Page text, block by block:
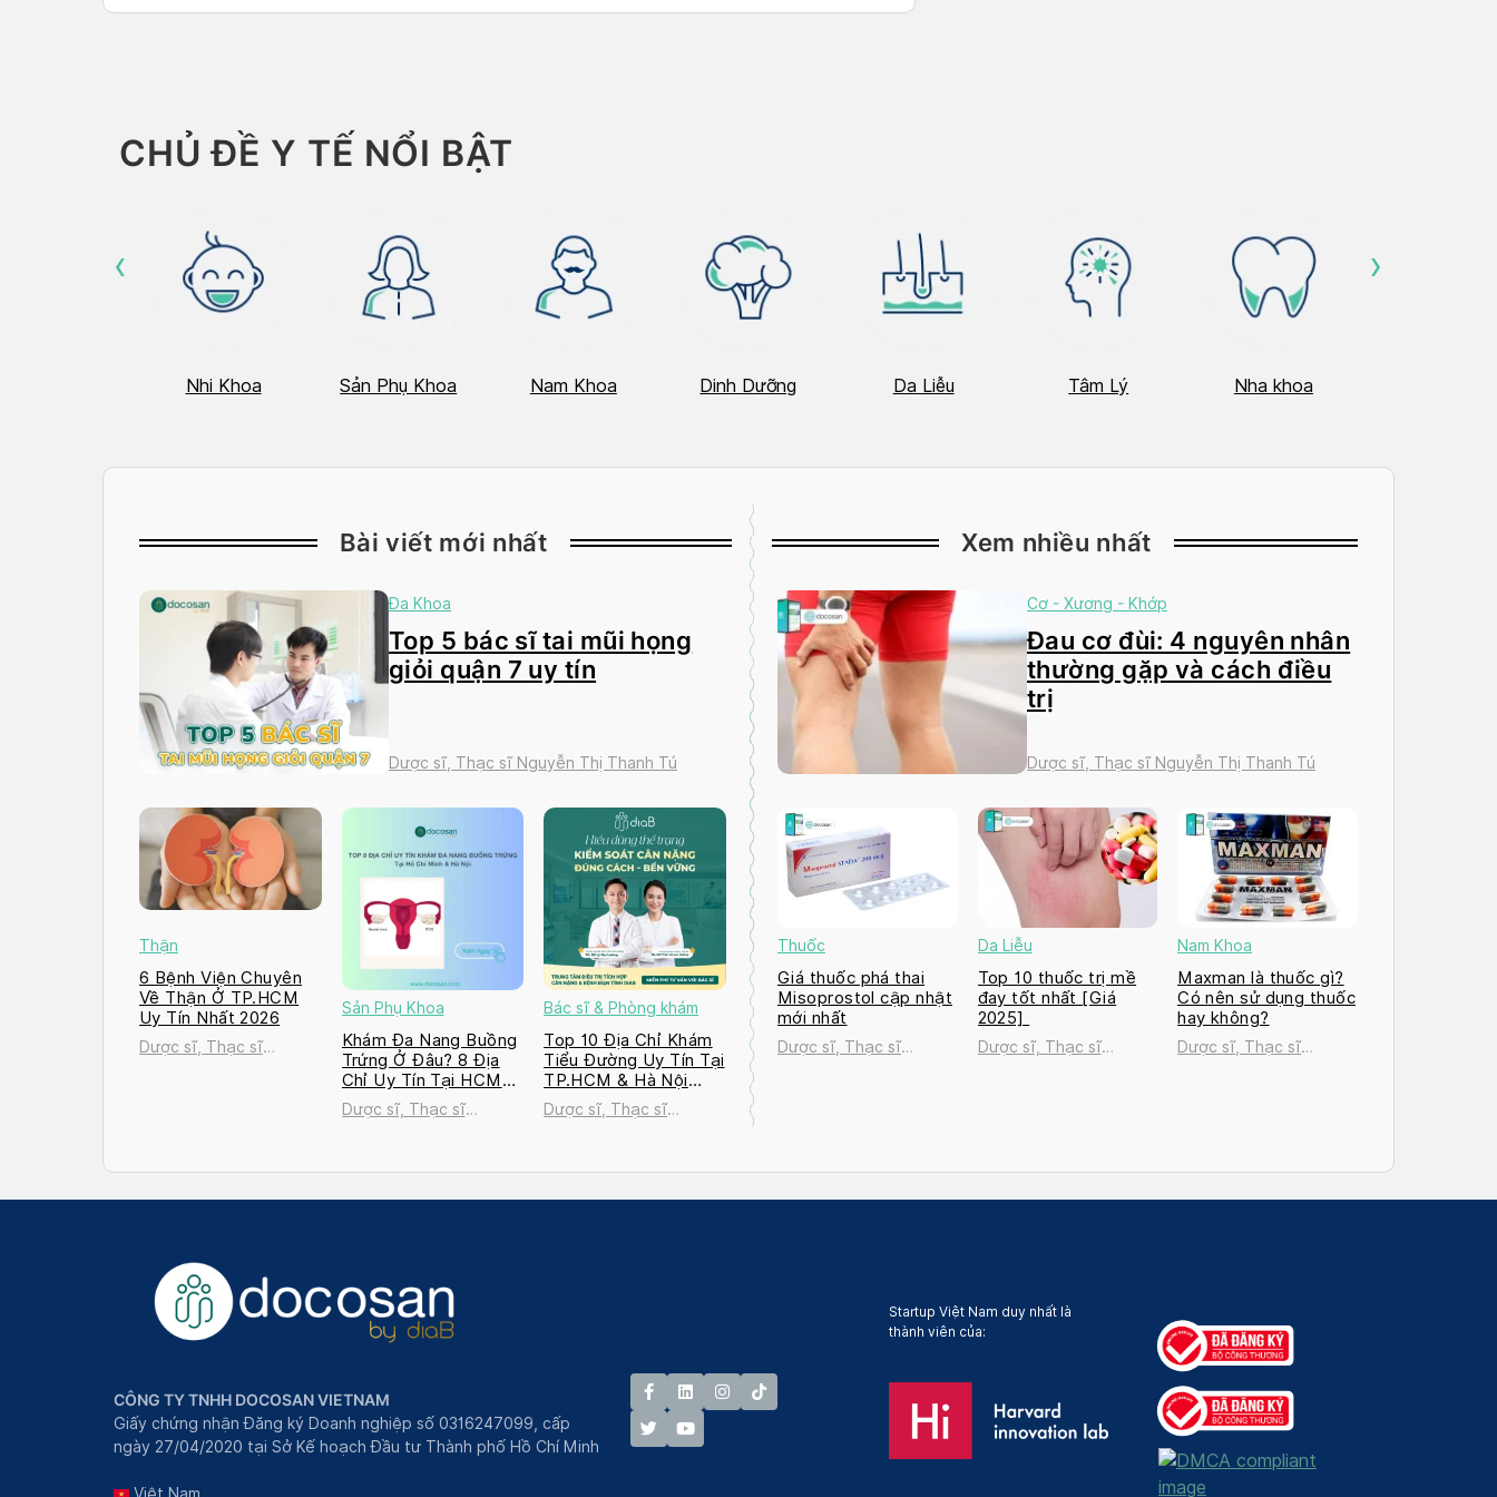
CHỦ ĐỀ Y TẾ NỔI BẬT
Nhi Khoa Sản Phụ Khoa Nam Khoa Dinh Dưỡng Da Liễu Tâm Lý Nha khoa
‹ ›
Bài viết mới nhất
Đa Khoa
Top 5 bác sĩ tai mũi họng
giỏi quận 7 uy tín
Dược sĩ, Thạc sĩ Nguyễn Thị Thanh Tú
Thận
6 Bệnh Viện Chuyên
Về Thận Ở TP.HCM
Uy Tín Nhất 2026
Dược sĩ, Thạc sĩ
Sản Phụ Khoa
Khám Đa Nang Buồng
Trứng Ở Đâu? 8 Địa
Chỉ Uy Tín Tại HCM
và Hà Nội 2026
Dược sĩ, Thạc sĩ
Bác sĩ & Phòng khám
Top 10 Địa Chỉ Khám
Tiểu Đường Uy Tín Tại
TP.HCM & Hà Nội
2026
Dược sĩ, Thạc sĩ
Xem nhiều nhất
Cơ - Xương - Khớp
Đau cơ đùi: 4 nguyên nhân
thường gặp và cách điều
trị
Dược sĩ, Thạc sĩ Nguyễn Thị Thanh Tú
Thuốc
Giá thuốc phá thai
Misoprostol cập nhật
mới nhất
Dược sĩ, Thạc sĩ
Da Liễu
Top 10 thuốc trị mề
đay tốt nhất [Giá
2025]
Dược sĩ, Thạc sĩ
Nam Khoa
Maxman là thuốc gì?
Có nên sử dụng thuốc
hay không?
Dược sĩ, Thạc sĩ
CÔNG TY TNHH DOCOSAN VIETNAM
Giấy chứng nhận Đăng ký Doanh nghiệp số 0316247099, cấp
ngày 27/04/2020 tại Sở Kế hoạch Đầu tư Thành phố Hồ Chí Minh
Startup Việt Nam duy nhất là
thành viên của: